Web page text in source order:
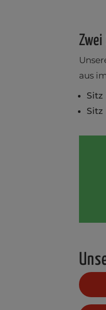
aus
Sitz
Sitz